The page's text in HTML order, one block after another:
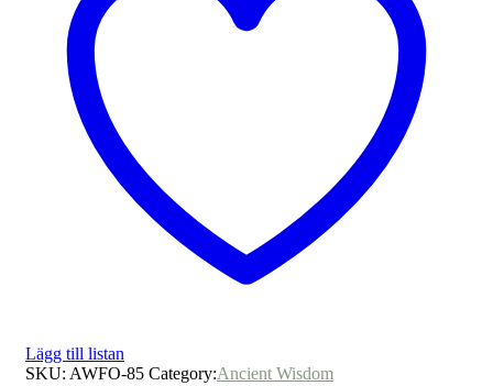
Lägg till listan
SKU: AWFO-85 Category:Ancient Wisdom